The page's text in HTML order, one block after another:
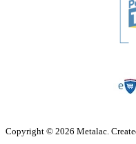
Copyright © 2026 Metalac.